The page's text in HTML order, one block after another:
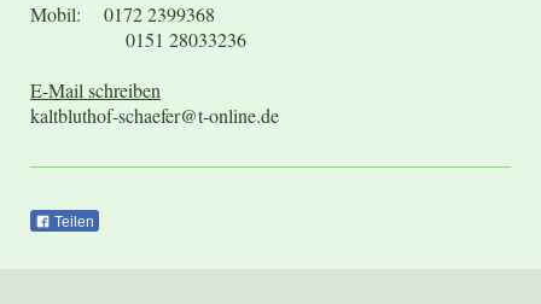
Mobil: 0172 2399368
0151 28033236
E-Mail schreiben
kaltbluthof-schaefer@t-online.de
Teilen